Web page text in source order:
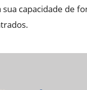
sua capacidade de